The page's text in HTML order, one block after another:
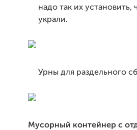
надо так их
украли.
Урны для раздельного
Мусорный контейнер с